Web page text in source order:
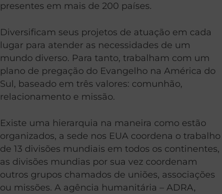
presentes em mais de 200 países.
Diversificam seus projetos de atuação em cada
lugar para atender as necessidades de um
mundo diverso. Para tanto, trabalham com um
plano de pregação do Evangelho na América do
Sul, baseado em três valores: comunhão,
relacionamento e missão.
Existe uma hierarquia na maneira como estão
organizados, a sede nos EUA coordena o trabalho
de 13 divisões mundiais em todos os continentes,
as divisões mundias por sua vez coordenam
outros grupos chamados de uniões, associações
ou missões. A agência humanitária – ADRA,